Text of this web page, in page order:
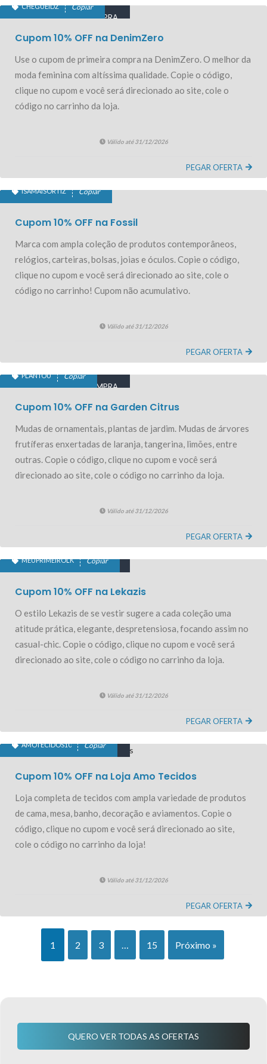
10% OFF PRIMEIRA COMPRA
CHEGUEIDZ Copiar
Cupom 10% OFF na DenimZero
Use o cupom de primeira compra na DenimZero. O melhor da
moda feminina com altíssima qualidade. Copie o código,
clique no cupom e você será direcionado ao site, cole o
código no carrinho da loja.
Válido até 31/12/2026
PEGAR OFERTA
10% OFF EXCLUSIVO
ISAMAISORTIZ Copiar
Cupom 10% OFF na Fossil
Marca com ampla coleção de produtos contemporâneos,
relógios, carteiras, bolsas, joias e óculos. Copie o código,
clique no cupom e você será direcionado ao site, cole o
código no carrinho! Cupom não acumulativo.
Válido até 31/12/2026
PEGAR OFERTA
10% OFF PRIMEIRA COMPRA
PLANTOU Copiar
Cupom 10% OFF na Garden Citrus
Mudas de ornamentais, plantas de jardim. Mudas de árvores
frutíferas enxertadas de laranja, tangerina, limões, entre
outras. Copie o código, clique no cupom e você será
direcionado ao site, cole o código no carrinho da loja.
Válido até 31/12/2026
PEGAR OFERTA
10% OFF PRIMEIRA COMPRA
MEUPRIMEIROLK Copiar
Cupom 10% OFF na Lekazis
O estilo Lekazis de se vestir sugere a cada coleção uma
atitude prática, elegante, despretensiosa, focando assim no
casual-chic. Copie o código, clique no cupom e você será
direcionado ao site, cole o código no carrinho da loja.
Válido até 31/12/2026
PEGAR OFERTA
10% OFF PRIMEIRA COMPRA
AMOTECIDOS10 Copiar
Cupom 10% OFF na Loja Amo Tecidos
Loja completa de tecidos com ampla variedade de produtos
de cama, mesa, banho, decoração e aviamentos. Copie o
código, clique no cupom e você será direcionado ao site,
cole o código no carrinho da loja!
Válido até 31/12/2026
PEGAR OFERTA
1 2 3 … 15 Próximo »
QUERO VER TODAS AS OFERTAS